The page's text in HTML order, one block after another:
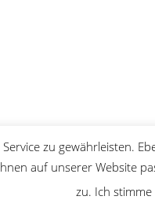
zu gewährleisten.
auf unserer Website
zu. Ich stimme